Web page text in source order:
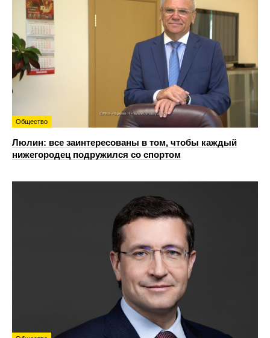
Общество
Люлин: все заинтересованы в том, чтобы каждый
нижегородец подружился со спортом